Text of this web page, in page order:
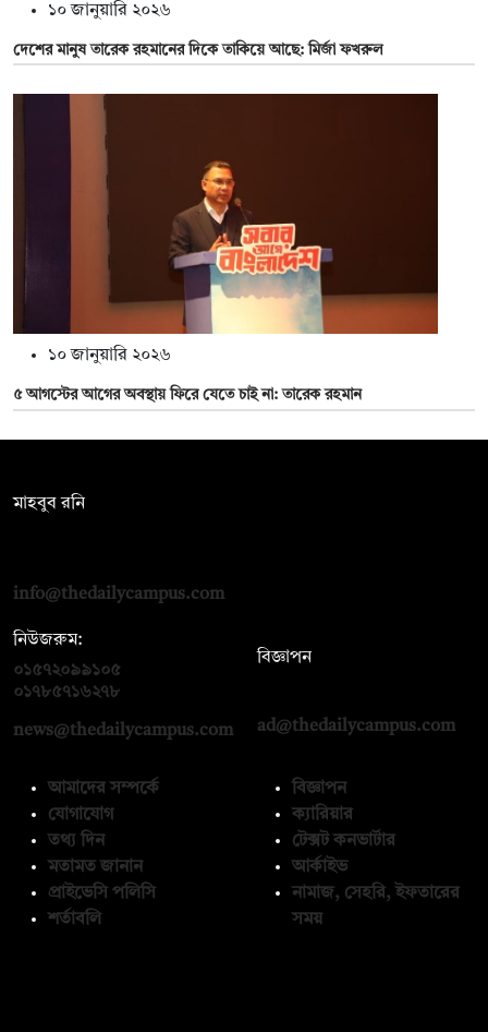
১০ জানুয়ারি ২০২৬
দেশের মানুষ তারেক রহমানের দিকে তাকিয়ে আছে: মির্জা ফখরুল
১০ জানুয়ারি ২০২৬
৫ আগস্টের আগের অবস্থায় ফিরে যেতে চাই না: তারেক রহমান
মাহবুব রনি
info@thedailycampus.com
নিউজরুম:
০১৫৭২০৯৯১০৫
০১৭৮৫৭১৬২৭৮
news@thedailycampus.com
বিজ্ঞাপন
ad@thedailycampus.com
আমাদের সম্পর্কে
যোগাযোগ
তথ্য দিন
মতামত জানান
প্রাইভেসি পলিসি
শর্তাবলি
বিজ্ঞাপন
ক্যারিয়ার
টেক্সট কনভার্টার
আর্কাইভ
নামাজ, সেহরি, ইফতারের
সময়